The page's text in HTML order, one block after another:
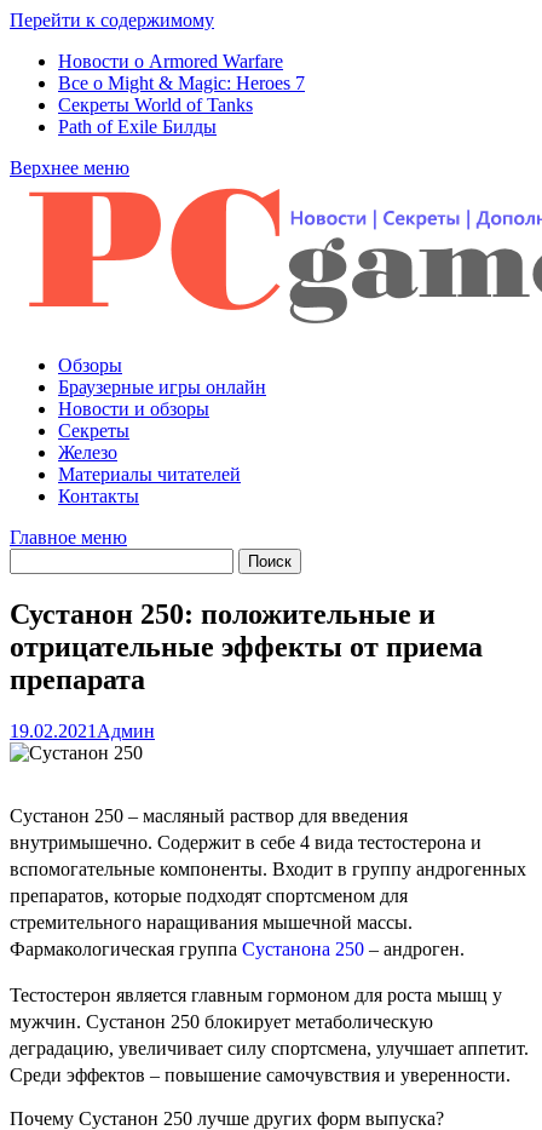
Перейти к содержимому
Новости о Armored Warfare
Все о Might & Magic: Heroes 7
Секреты World of Tanks
Path of Exile Билды
Верхнее меню
Обзоры
Браузерные игры онлайн
Новости и обзоры
Секреты
Железо
Материалы читателей
Контакты
Главное меню
Сустанон 250: положительные и
отрицательные эффекты от приема
препарата
19.02.2021 Админ
Сустанон 250 – масляный раствор для введения
внутримышечно. Содержит в себе 4 вида тестостерона и
вспомогательные компоненты. Входит в группу андрогенных
препаратов, которые подходят спортсменом для
стремительного наращивания мышечной массы.
Фармакологическая группа Сустанона 250 – андроген.
Тестостерон является главным гормоном для роста мышц у
мужчин. Сустанон 250 блокирует метаболическую
деградацию, увеличивает силу спортсмена, улучшает аппетит.
Среди эффектов – повышение самочувствия и уверенности.
Почему Сустанон 250 лучше других форм выпуска?